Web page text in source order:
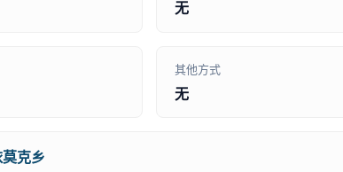
无
其他方式
无
克乡